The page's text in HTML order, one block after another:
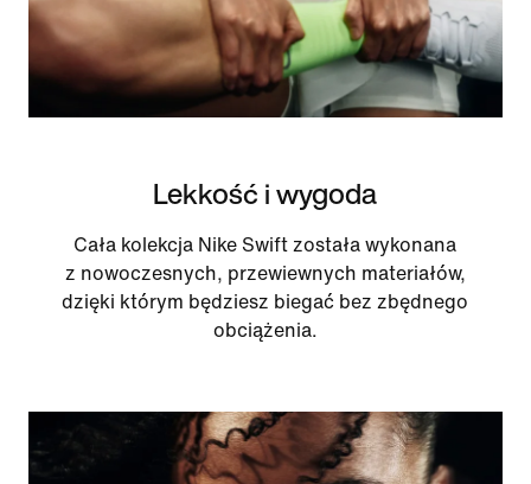
Lekkość i wygoda
Cała kolekcja Nike Swift została wykonana
z nowoczesnych, przewiewnych materiałów,
dzięki którym będziesz biegać bez zbędnego
obciążenia.